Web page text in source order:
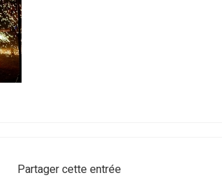
Partager cette entrée